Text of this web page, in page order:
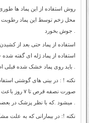
روش استفاده از این پماد ها
محل زخم توسط این پماد رطوبت
استفاده از پماد حتی بعد از
استفاده از پماد ژله ای گفته
صورت نصفه
نکته !: در بیمارانی که به علت